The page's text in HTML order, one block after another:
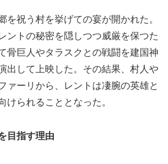
を祝う村を挙げての宴が開かれた。
ントの秘密を隠しつつ威厳を保つた
骨巨人やタラスクとの戦闘を建国神
出して上映した。その結果、村人や
ァーリから、レントは凄腕の英雄と
けられることとなった。
目指す理由